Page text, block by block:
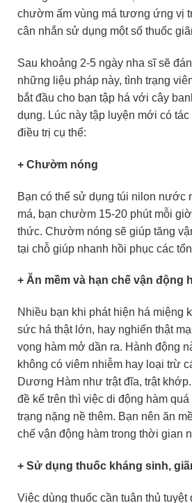
chườm ấm vùng má tương ứng vị
cân nhắn sử dụng một số thuốc
Sau khoảng 2-5 ngày nha sĩ sẽ
những liệu pháp này, tình trạng
bắt đầu cho bạn tập há với cây
dụng. Lúc này tập luyện mới có
điều trị cụ thể:
+ Chườm nóng
Bạn có thể sử dụng túi nilon nước
má, bạn chườm 15-20 phút mỗi
thức. Chườm nóng sẽ giúp tăng
tại chỗ giúp nhanh hồi phục các
+ Ăn mềm và hạn chế vận động
Nhiều bạn khi phát hiện há miệng
sức há thật lớn, hay nghiến thật
vọng hàm mở dần ra. Hành động
không có viêm nhiễm hay loại trừ
Dương Hàm như trật đĩa, trật
đề kể trên thì việc di động hàm
trạng nặng nề thêm. Bạn nên ăn
chế vận động hàm trong thời gian
+ Sử dụng thuốc kháng sinh,
Việc dùng thuốc cần tuân thủ